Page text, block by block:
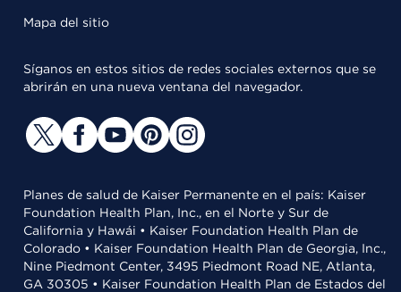
Mapa del sitio
Síganos en estos sitios de redes sociales externos que se
abrirán en una nueva ventana del navegador.
Planes de salud de Kaiser Permanente en el país: Kaiser
Foundation Health Plan, Inc., en el Norte y Sur de
California y Hawái • Kaiser Foundation Health Plan de
Colorado • Kaiser Foundation Health Plan de Georgia, Inc.,
Nine Piedmont Center, 3495 Piedmont Road NE, Atlanta,
GA 30305 • Kaiser Foundation Health Plan de Estados del